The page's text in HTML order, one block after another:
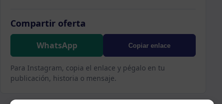
Compartir oferta
WhatsApp Copiar enlace
Para Instagram, copia el enlace y pégalo en tu
publicación, historia o mensaje.